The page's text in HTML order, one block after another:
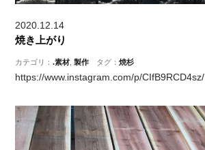
2020.12.14
焼き上がり
カテゴリ：.素材 ,製作 タグ：焼杉
https://www.instagram.com/p/CIfB9RCD4sz/